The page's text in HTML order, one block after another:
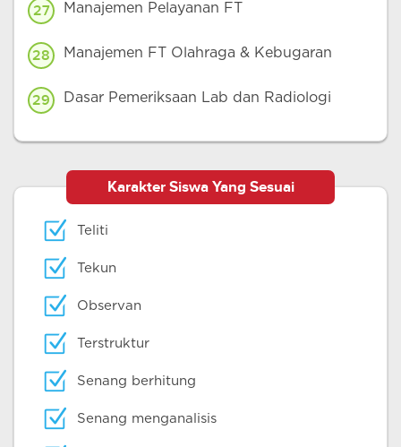
27 Manajemen Pelayanan FT
28 Manajemen FT Olahraga & Kebugaran
29 Dasar Pemeriksaan Lab dan Radiologi
Karakter Siswa Yang Sesuai
Teliti
Tekun
Observan
Terstruktur
Senang berhitung
Senang menganalisis